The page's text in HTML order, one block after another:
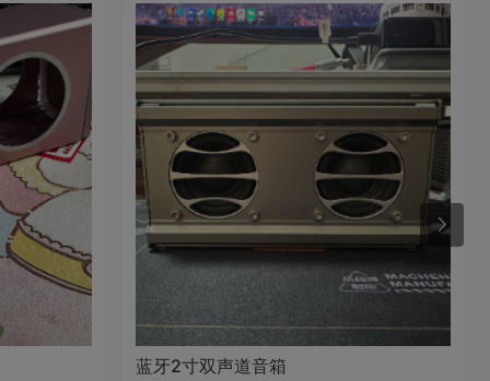
蓝牙2寸双声道音箱